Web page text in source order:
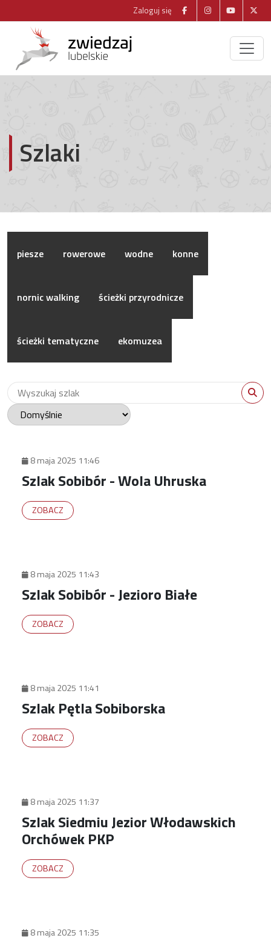
Zaloguj się
Szlaki
piesze rowerowe wodne konne
nornic walking ścieżki przyrodnicze
ścieżki tematyczne ekomuzea
Wyszukaj szlak
8 maja 2025 11:46
Szlak Sobibór - Wola Uhruska
ZOBACZ
8 maja 2025 11:43
Szlak Sobibór - Jezioro Białe
ZOBACZ
8 maja 2025 11:41
Szlak Pętla Sobiborska
ZOBACZ
8 maja 2025 11:37
Szlak Siedmiu Jezior Włodawskich
Orchówek PKP
ZOBACZ
8 maja 2025 11:35